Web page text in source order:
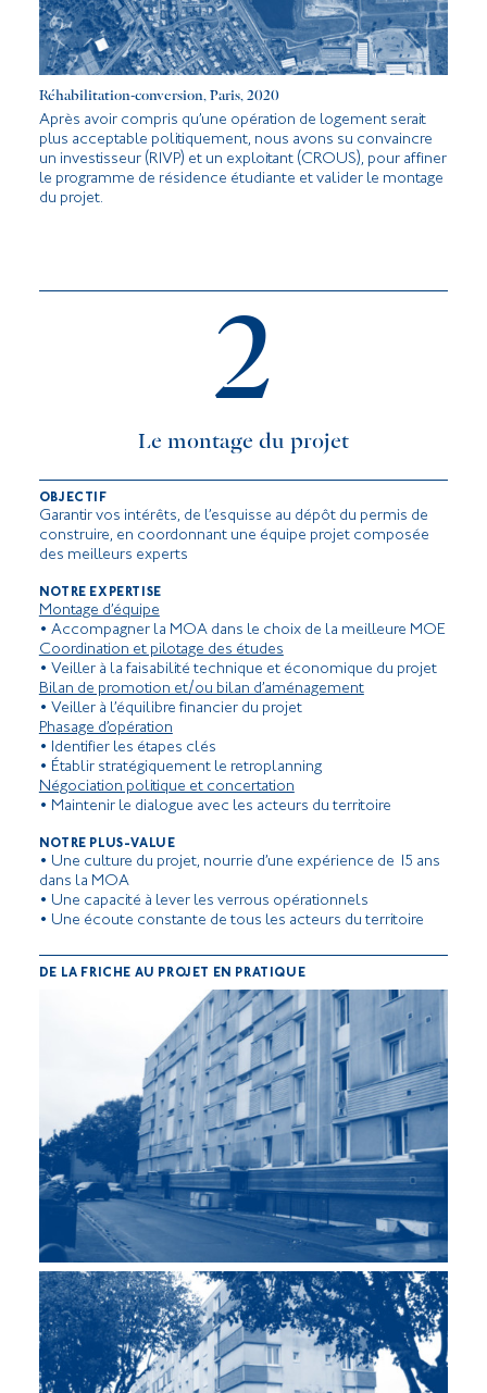
Réhabilitation-conversion, Paris, 2020
Après avoir compris qu’une opération de logement serait
plus acceptable politiquement, nous avons su convaincre
un investisseur (RIVP) et un exploitant (CROUS), pour affiner
le programme de résidence étudiante et valider le montage
du projet.
2
Le montage du projet
OBJECTIF
Garantir vos intérêts, de l’esquisse au dépôt du permis de
construire, en coordonnant une équipe projet composée
des meilleurs experts
NOTRE EXPERTISE
Montage d’équipe
• Accompagner la MOA dans le choix de la meilleure MOE
Coordination et pilotage des études
• Veiller à la faisabilité technique et économique du projet
Bilan de promotion et/ou bilan d’aménagement
• Veiller à l’équilibre financier du projet
Phasage d’opération
• Identifier les étapes clés
• Établir stratégiquement le retroplanning
Négociation politique et concertation
• Maintenir le dialogue avec les acteurs du territoire
NOTRE PLUS-VALUE
• Une culture du projet, nourrie d’une expérience de 15 ans
dans la MOA
• Une capacité à lever les verrous opérationnels
• Une écoute constante de tous les acteurs du territoire
DE LA FRICHE AU PROJET EN PRATIQUE